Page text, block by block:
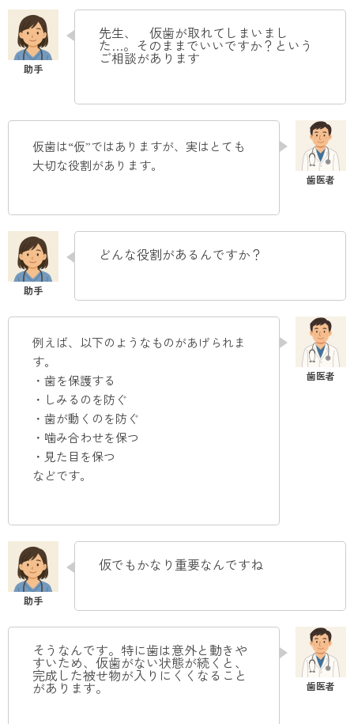
先生、 仮歯が取れてしまいまし
た…。そのままでいいですか？という
ご相談があります
仮歯は“仮”ではありますが、実はとても
大切な役割があります。
どんな役割があるんですか？
例えば、以下のようなものがあげられま
す。
・歯を保護する
・しみるのを防ぐ
・歯が動くのを防ぐ
・噛み合わせを保つ
・見た目を保つ
などです。
仮でもかなり重要なんですね
そうなんです。特に歯は意外と動きや
すいため、仮歯がない状態が続くと、
完成した被せ物が入りにくくなること
があります。